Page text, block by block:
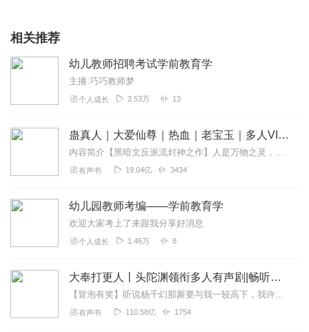
相关推荐
幼儿教师招聘考试学前教育学
主播:巧巧教师梦
个人成长 2.53万 13
蛊真人｜大爱仙尊｜热血｜老宝玉｜多人VIP免费有声剧
内容简介【黑暗文反派流封神之作】人是万物之灵，蛊是天地真精。一个穿越者不断重生的故事。一个养蛊、炼蛊、用蛊的奇特世界。配音组（男角色）老宝玉旁白...
有声书 19.04亿 3434
幼儿园教师考编——学前教育学
欢迎大家考上了来跟我分享好消息
个人成长 1.46万 8
大奉打更人丨头陀渊领衔多人有声剧|畅听全集|王鹤棣、田曦薇主演影视剧原著|卖报小郎君
【冒泡有奖】听说杨千幻那厮要与我一较高下，我许七安要开始装叉了！快进入声音播放页戳下方输入框，冒个泡偷偷告诉我，我要用哪些诗词才能胜过他？说得好的，有赏！202...
有声书 110.58亿 1754